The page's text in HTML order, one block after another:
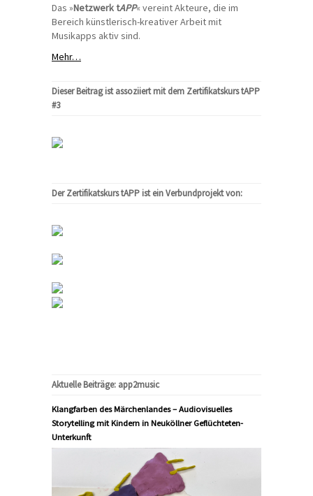
Das »Netzwerk tAPP« vereint Akteure, die im
Bereich künstlerisch-kreativer Arbeit mit
Musikapps aktiv sind.
Mehr…
Dieser Beitrag ist assoziiert mit dem Zertifikatskurs tAPP
#3
Der Zertifikatskurs tAPP ist ein Verbundprojekt von:
Aktuelle Beiträge: app2music
Klangfarben des Märchenlandes – Audiovisuelles
Storytelling mit Kindern in Neuköllner Geflüchteten-
Unterkunft